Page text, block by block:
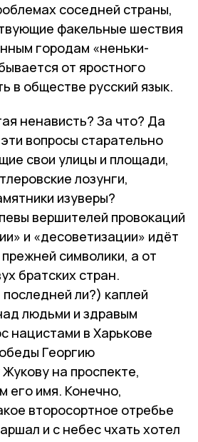
соседней страны,
факельные шествия
городам «неньки-
от яростного
в обществе русский язык.
ненависть? За что? Да
вопросы старательно
свои улицы и площади,
лозунги,
изуверы?
вершителей провокаций
и «десоветизации» идёт
символики, а от
братских стран.
ли?) каплей
людьми и здравым
нацистами в Харькове
Георгию
на проспекте,
его имя. Конечно,
второсортное отребье
и с небес чхать хотел